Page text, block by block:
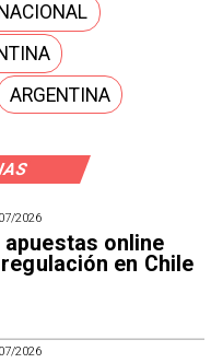
2026
online
en Chile
2026
ARGENTINA